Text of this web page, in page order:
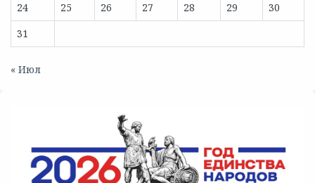
24
25 26 27 28 29
30
31
« Июл